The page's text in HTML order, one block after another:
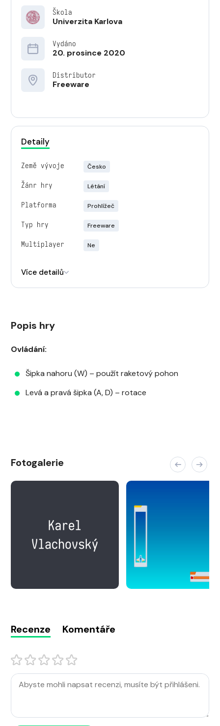
Škola
Univerzita Karlova
Vydáno
20. prosince 2020
Distributor
Freeware
Detaily
Země vývoje Česko
Žánr hry Létání
Platforma Prohlížeč
Typ hry Freeware
Multiplayer Ne
Více detailů
Popis hry
Ovládání:
Šipka nahoru (W) – použít raketový pohon
Levá a pravá šipka (A, D) – rotace
Fotogalerie
Recenze Komentáře